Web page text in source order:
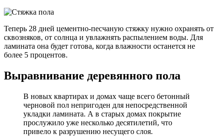
Теперь 28 дней цементно-песчаную стяжку нужно охранять от
сквозняков, от солнца и увлажнять распылением воды. Для
ламината она будет готова, когда влажности останется не
более 5 процентов.
Выравнивание деревянного пола
В новых квартирах и домах чаще всего бетонный
черновой пол непригоден для непосредственной
укладки ламината. А в старых домах покрытие
прослужило уже несколько десятилетий, что
привело к разрушению несущего слоя.